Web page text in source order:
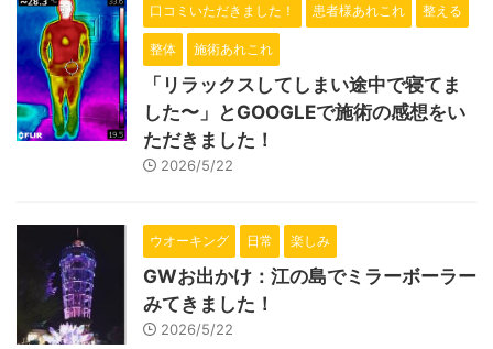
口コミいただきました！ 患者様あれこれ 整える
整体 施術あれこれ
「リラックスしてしまい途中で寝てま
した〜」とGOOGLEで施術の感想をい
ただきました！
2026/5/22
ウオーキング 日常 楽しみ
GWお出かけ：江の島でミラーボーラー
みてきました！
2026/5/22